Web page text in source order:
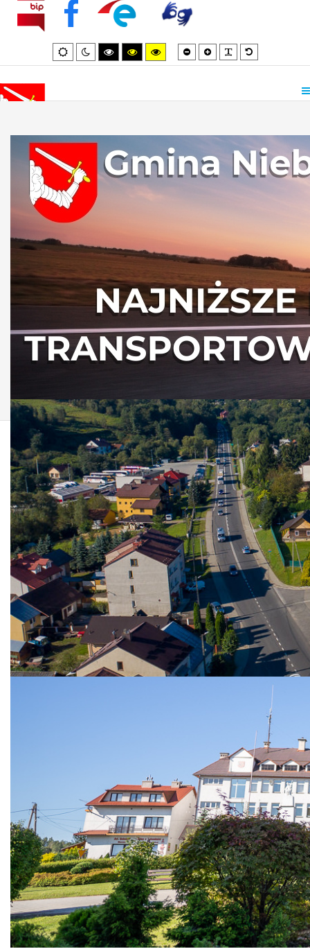
Default
mode
Night
mode
High
contrast
High
contrast
High
contrast
Smaller
font
Larger
font
Default
font
AKTUALNOŚCI Z
GMINY NIEBYLEC
INFORMACJA Komisarza Wyborczegoo w
Rzeszowie II z dnia 26 kwietnia 2019 r.
mlenart Opublikowano: 26 kwiecień 2019
Na podstawie art. 182 § 7 ustawy z dnia 5 stycznia 2011 r.
– Kodeks wyborczy (Dz. U. z 2019 r. poz. 684), w celu powołania
w gminie Niebylec obwodowych komisji wyborczych w wyborach
do Parlamentu Europejskiego zarządzonych na dzień 26 maja
2019 r., Komisarz Wyborczy w Rzeszowie II informuje, co
Pełnomocnicy wyborczy komitetów wyborczych mogą dokonać
dodatkowych zgłoszeń kandydatów do dnia 29.04.2019 r. do
godz. 15:00 w siedzibie Urzędu Gminy Niebylec do niżej
wymienionych komisji wyborczych:
- Nr 4, w liczbie 1,
- Nr 7, w liczbie 4,
- Nr 8, w liczbie 1,
- Nr 9, w liczbie 1,
§ 2
W przypadku, gdy liczba zgłoszeń dokonanych przez